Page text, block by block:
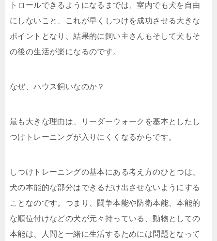
トロールできるようになるまでは、室内でも犬を自由
にしないこと、これが早くしつけを成功させる大きな
ポイントとなり、結果的に飼い主さんもそして犬もそ
の後の生活が楽になるのです。
なぜ、ハウス飼いなのか？
最も大きな理由は、リーダーウォークを基本としたし
つけトレーニングが入りにくくなるからです。
しつけトレーニングの基本にある考え方のひとつは、
犬の本能的な部分はできるだけ出させないようにする
ことなのです。つまり、闘争本能や防衛本能、本能的
な順位付けなどの犬が元々持っている、動物としての
本能は、人間と一緒に生活するためには問題となって